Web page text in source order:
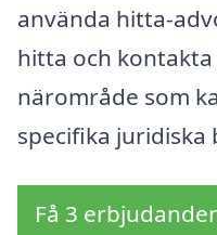
använda hitta-
hitta och
närområde som
specifika juridiska
Få 3